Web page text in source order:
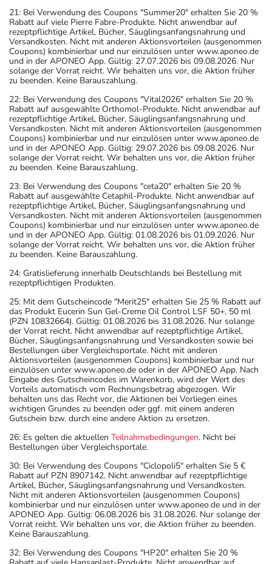
21: Bei Verwendung des Coupons "Summer20" erhalten Sie 20 %
Rabatt auf viele Pierre Fabre-Produkte. Nicht anwendbar auf
rezeptpflichtige Artikel, Bücher, Säuglingsanfangsnahrung und
Versandkosten. Nicht mit anderen Aktionsvorteilen (ausgenommen
Coupons) kombinierbar und nur einzulösen unter www.aponeo.de
und in der APONEO App. Gültig: 27.07.2026 bis 09.08.2026. Nur
solange der Vorrat reicht. Wir behalten uns vor, die Aktion früher
zu beenden. Keine Barauszahlung.
22: Bei Verwendung des Coupons "Vital2026" erhalten Sie 20 %
Rabatt auf ausgewählte Orthomol-Produkte. Nicht anwendbar auf
rezeptpflichtige Artikel, Bücher, Säuglingsanfangsnahrung und
Versandkosten. Nicht mit anderen Aktionsvorteilen (ausgenommen
Coupons) kombinierbar und nur einzulösen unter www.aponeo.de
und in der APONEO App. Gültig: 29.07.2026 bis 09.08.2026. Nur
solange der Vorrat reicht. Wir behalten uns vor, die Aktion früher
zu beenden. Keine Barauszahlung.
23: Bei Verwendung des Coupons "ceta20" erhalten Sie 20 %
Rabatt auf ausgewählte Cetaphil-Produkte. Nicht anwendbar auf
rezeptpflichtige Artikel, Bücher, Säuglingsanfangsnahrung und
Versandkosten. Nicht mit anderen Aktionsvorteilen (ausgenommen
Coupons) kombinierbar und nur einzulösen unter www.aponeo.de
und in der APONEO App. Gültig: 01.08.2026 bis 01.09.2026. Nur
solange der Vorrat reicht. Wir behalten uns vor, die Aktion früher
zu beenden. Keine Barauszahlung.
24: Gratislieferung innerhalb Deutschlands bei Bestellung mit
rezeptpflichtigen Produkten.
25: Mit dem Gutscheincode "Merit25" erhalten Sie 25 % Rabatt auf
das Produkt Eucerin Sun Gel-Creme Oil Control LSF 50+, 50 ml
(PZN 10832664). Gültig: 01.08.2026 bis 31.08.2026. Nur solange
der Vorrat reicht. Nicht anwendbar auf rezeptpflichtige Artikel,
Bücher, Säuglingsanfangsnahrung und Versandkosten sowie bei
Bestellungen über Vergleichsportale. Nicht mit anderen
Aktionsvorteilen (ausgenommen Coupons) kombinierbar und nur
einzulösen unter www.aponeo.de oder in der APONEO App. Nach
Eingabe des Gutscheincodes im Warenkorb, wird der Wert des
Vorteils automatisch vom Rechnungsbetrag abgezogen. Wir
behalten uns das Recht vor, die Aktionen bei Vorliegen eines
wichtigen Grundes zu beenden oder ggf. mit einem anderen
Gutschein bzw. durch eine andere Aktion zu ersetzen.
26: Es gelten die aktuellen Teilnahmebedingungen. Nicht bei
Bestellungen über Vergleichsportale.
30: Bei Verwendung des Coupons "Ciclopoli5" erhalten Sie 5 €
Rabatt auf PZN 8907142. Nicht anwendbar auf rezeptpflichtige
Artikel, Bücher, Säuglingsanfangsnahrung und Versandkosten.
Nicht mit anderen Aktionsvorteilen (ausgenommen Coupons)
kombinierbar und nur einzulösen unter www.aponeo.de und in der
APONEO App. Gültig: 06.08.2026 bis 31.08.2026. Nur solange der
Vorrat reicht. Wir behalten uns vor, die Aktion früher zu beenden.
Keine Barauszahlung.
32: Bei Verwendung des Coupons "HP20" erhalten Sie 20 %